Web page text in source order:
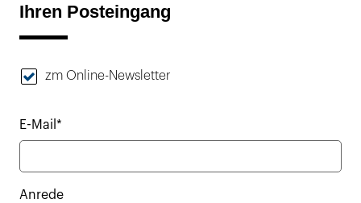
Ihren Posteingang
zm Online-Newsletter
E-Mail*
Anrede